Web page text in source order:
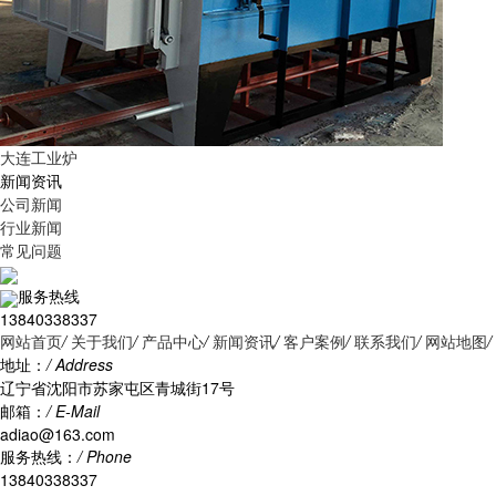
大连工业炉
新闻资讯
公司新闻
行业新闻
常见问题
服务热线
13840338337
网站首页/ 关于我们/ 产品中心/ 新闻资讯/ 客户案例/ 联系我们/ 网站地图/
地址：/ Address
辽宁省沈阳市苏家屯区青城街17号
邮箱：/ E-Mail
adiao@163.com
服务热线：/ Phone
13840338337